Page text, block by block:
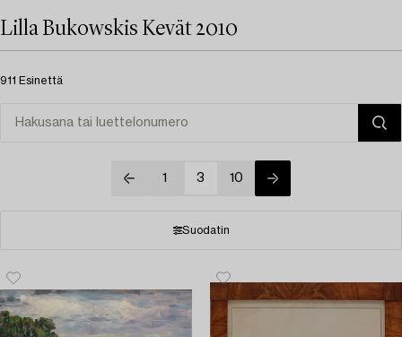
Lilla Bukowskis Kevät 2010
911 Esinettä
1 3 10
Suodatin